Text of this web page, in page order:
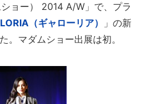
ョー） 2014 A/W」で、プラ
（ギャローリア）
」の新
。マダムショー出展は初。